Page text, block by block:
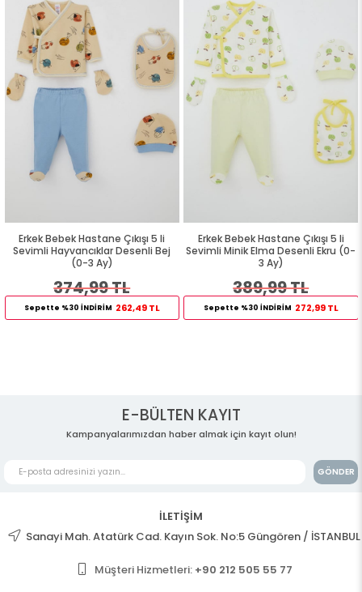
Erkek Bebek Hastane Çıkışı 5 li
Sevimli Hayvancıklar Desenli Bej
(0-3 Ay)
374,99 TL
Sepette %30 İNDİRİM 262,49 TL
Erkek Bebek Hastane Çıkışı 5 li
Sevimli Minik Elma Desenli Ekru (0-
3 Ay)
389,99 TL
Sepette %30 İNDİRİM 272,99 TL
E-BÜLTEN KAYIT
Kampanyalarımızdan haber almak için kayıt olun!
GÖNDER
İLETİŞİM
Sanayi Mah. Atatürk Cad. Kayın Sok. No:5 Güngören / İSTANBUL
Müşteri Hizmetleri: +90 212 505 55 77